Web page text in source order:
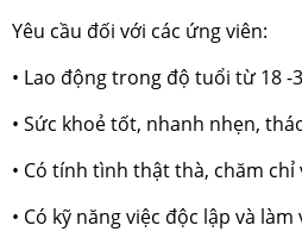
Yêu cầu đối với các ứng viên:
• Lao động trong độ tuổi từ 18 -
• Sức khoẻ tốt, nhanh nhẹn,
• Có tính tình thật thà, chăm chỉ
• Có kỹ năng việc độc lập và